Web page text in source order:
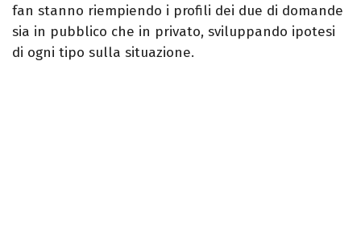
fan stanno riempiendo i profili dei due di domande
sia in pubblico che in privato, sviluppando ipotesi
di ogni tipo sulla situazione.